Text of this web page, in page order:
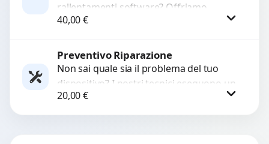
WhatsApp
rallentamenti software? Offriamo
diagnosi approfondite e soluzioni rapide
Risolviamo problemi...
40,00€
Procedi
Preventivo Riparazione
Non sai quale sia il problema del tuo
dispositivo? I nostri tecnici eseguono un
check-up completo con strumenti
avanzati per...
20,00€